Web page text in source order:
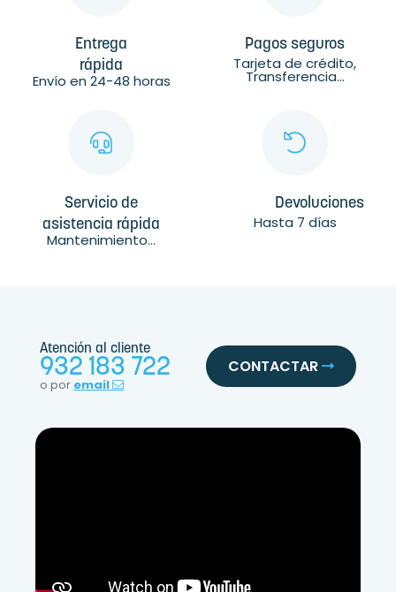
Entrega
rápida
Envío en 24-48 horas
Pagos seguros
Tarjeta de crédito,
Transferencia...
Servicio de
asistencia rápida
Mantenimiento...
Devoluciones
Hasta 7 días
Atención al cliente
932 183 722
o por email
CONTACTAR